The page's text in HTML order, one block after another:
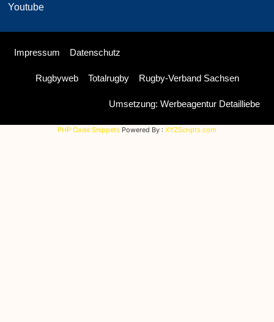
Youtube
Impressum Datenschutz
Rugbyweb Totalrugby Rugby-Verband Sachsen
Umsetzung: Werbeagentur Detailliebe
PHP Code Snippets Powered By : XYZScripts.com